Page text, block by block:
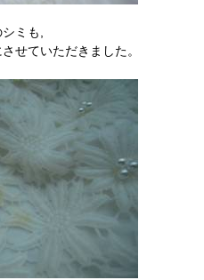
ミも,
せていただきました。